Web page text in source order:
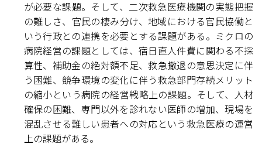
が必要な課題。そして、二次救急医療機関の実態把握
の難しさ、官民の棲み分け、地域における官民協働と
いう行政との連携を必要とする課題がある。ミクロの
病院経営の課題としては、宿日直人件費に関わる不採
算性、補助金の絶対額不足、救急撤退の意思決定に伴
う困難、競争環境の変化に伴う救急部門存続メリット
の縮小という病院の経営戦略上の課題。そして、人材
確保の困難、専門以外を診れない医師の増加、現場を
混乱させる難しい患者への対応という救急医療の運営
上の課題がある。